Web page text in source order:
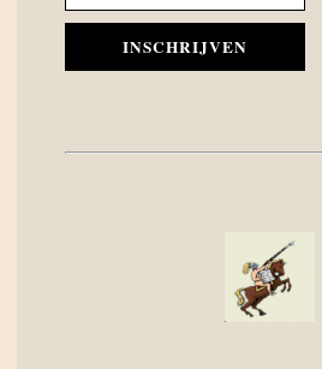
INSCHRIJVEN